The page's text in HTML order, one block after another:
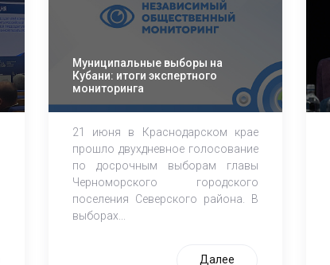
Муниципальные выборы на
Кубани: итоги экспертного
мониторинга
21 июня в Краснодарском крае
прошло двухдневное голосование
по досрочным выборам главы
Черноморского городского
поселения Северского района. В
выборах...
Далее